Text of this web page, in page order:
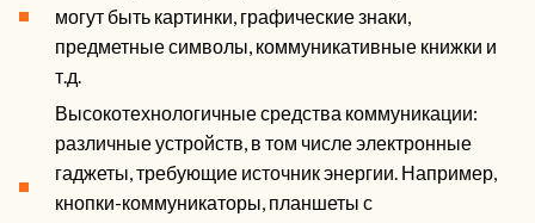
могут быть картинки, графические знаки,
предметные символы, коммуникативные книжки и
т.д.
Высокотехнологичные средства коммуникации:
различные устройств, в том числе электронные
гаджеты, требующие источник энергии. Например,
кнопки-коммуникаторы, планшеты с